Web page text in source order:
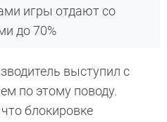
игры отдают со
до 70%
выступил с
по этому поводу.
блокировке